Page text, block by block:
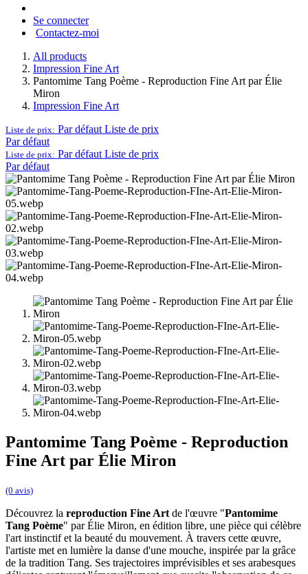
Se connecter
Contactez-moi
All products
Impression Fine Art
Pantomime Tang Poème - Reproduction Fine Art par Élie
Miron
Impression Fine Art
Liste de prix: Par défaut Liste de prix
Par défaut
Liste de prix: Par défaut Liste de prix
Par défaut
Pantomime Tang Poème - Reproduction
Fine Art par Élie Miron
(0 avis)
Découvrez la reproduction Fine Art de l'œuvre "Pantomime
Tang Poème" par Élie Miron, en édition libre, une pièce qui célèbre
l'art instinctif et la beauté du mouvement. À travers cette œuvre,
l'artiste met en lumière la danse d'une mouche, inspirée par la grâce
de la tradition Tang. Ses trajectoires imprévisibles et ses arabesques